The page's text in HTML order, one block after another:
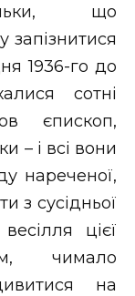
що
1936-го до
сотні
єпископ,
– і всі вони
нареченої,
з сусідньої
цієї
чимало
на